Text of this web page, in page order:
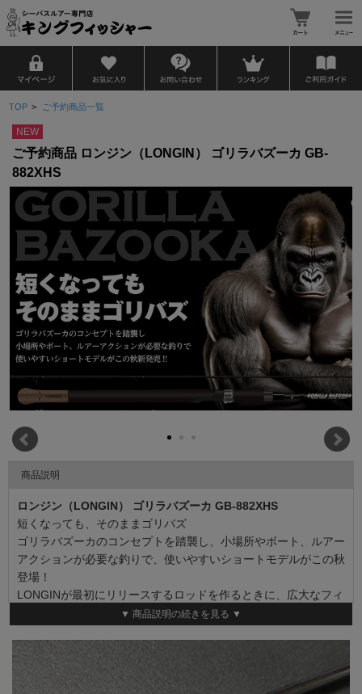
TOP > ご予約商品一覧
NEW
ご予約商品 ロンジン（LONGIN） ゴリラバズーカ GB-
882XHS
商品説明
ロンジン（LONGIN） ゴリラバズーカ GB-882XHS
短くなっても、そのままゴリバズ
ゴリラバズーカのコンセプトを踏襲し、小場所やボート、ルアー
アクションが必要な釣りで、使いやすいショートモデルがこの秋
登場！
LONGINが最初にリリースするロッドを作るときに、広大なフィ
ールドや巻きの釣りにおいて絶対に必要だと感じたのが9.6ftとい
生まれたのがゴリラバズーカGB-962XHSでした。
しかし、9.6ftという物理的な長さからくる問題点も感じていまし
▼ 商品説明の続きを見る ▼